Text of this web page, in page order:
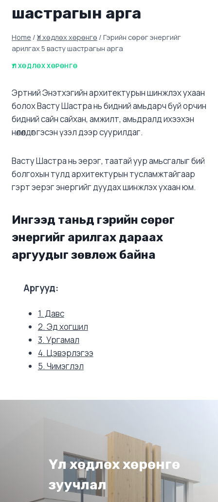
шастрагын арга
Home / Үл хөдлөх хөрөнгө / Гэрийн сөрөг энергийг
арилгах 5 васту шастрагын арга
ҮЛ ХӨДЛӨХ ХӨРӨНГӨ
Эртний Энэтхэгийн архитектурын шинжлэх ухаан
болох Васту Шастра нь бидний амьдарч буй орчин
бидний сайн сайхан, амжилт, амьдралд ихээхэн
нөлөөлдөг гэсэн үзэл дээр суурилдаг.
Васту Шастра нь эерэг, таатай уур амьсгалыг бий
болгохын тулд архитектурын тусламжтайгаар
гэрт эерэг энергийг дуудах шинжлэх ухаан юм.
Ингээд таньд гэрийн сөрөг
энергийг арилгах дараах
аргуудыг зөвлөж байна
Аргууд:
1. Давс
2. Эд хогшил
3. Ургамал
4. Цэвэрлэгээ
5. Чимэглэл
Үл хөдлөх хөрөнгө
зуучлал